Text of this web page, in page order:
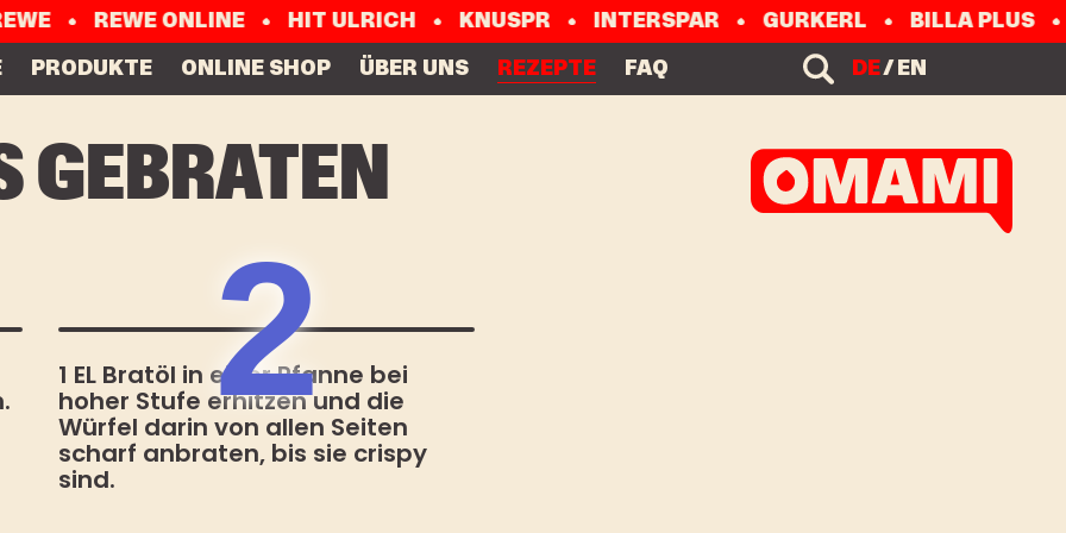
REWE ONLINE HIT ULRICH KNUSPR INTERSPAR GURKERL
BILLA PLUS
PRODUKTE ONLINE SHOP ÜBER UNS REZEPTE FAQ DE/EN
GEBRATEN
2
1 EL Bratöl in einer Pfanne bei
hoher Stufe erhitzen und die
Würfel darin von allen Seiten
scharf anbraten, bis sie crispy
sind.
Einblicke in den Startup-Lifestyle & exklusive Aktionen
Neugierig? Dann abonniere jetzt den OMAMI Newsletter & stay up to
Vorname